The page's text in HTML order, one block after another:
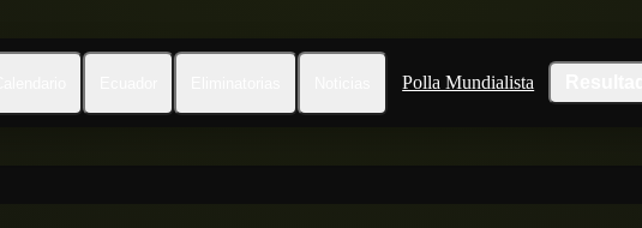
Polla Mundialista